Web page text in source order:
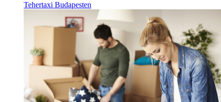
Tehertaxi Budapesten